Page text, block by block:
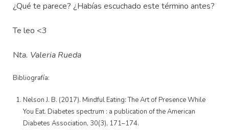
¿Qué te parece? ¿Habías escuchado este término antes?
Te leo <3
Nta. Valeria Rueda
Bibliografía:
Nelson J. B. (2017). Mindful Eating: The Art of Presence While
You Eat. Diabetes spectrum : a publication of the American
Diabetes Association, 30(3), 171–174.